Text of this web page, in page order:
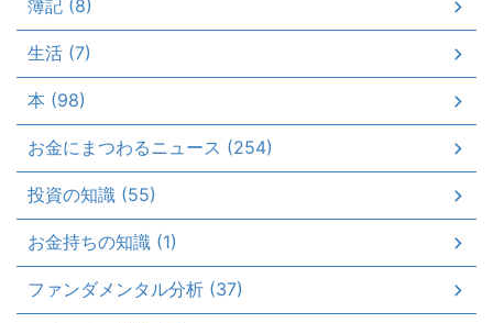
簿記 (8)
生活 (7)
本 (98)
お金にまつわるニュース (254)
投資の知識 (55)
お金持ちの知識 (1)
ファンダメンタル分析 (37)